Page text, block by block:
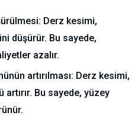
Derz kesimi,
düşürür. Bu sayede,
azalır.
artırılması: Derz kesimi,
Bu sayede, yüzey